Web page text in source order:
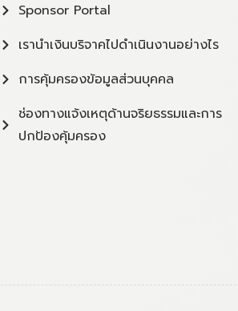
Sponsor Portal
เรานำเงินบริจาคไปดำเนินงานอย่างไร
การคุ้มครองข้อมูลส่วนบุคคล
ช่องทางแจ้งเหตุด้านจริยธรรมและการ
ปกป้องคุ้มครอง